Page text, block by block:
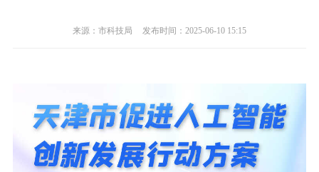
来源：​市科技局 发布时间：2025-06-10 15:15